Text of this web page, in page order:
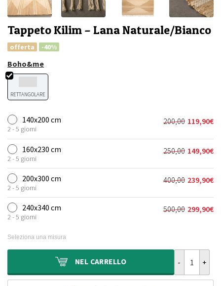
Tappeto Kilim – Lana Naturale/Bianco
offerta -40%
Boho&me
RETTANGOLARE
140x200 cm
2 - 5 giorni
200,00
Il
prezzo
originale
era:
200,00€.
119,90€
Il
prezzo
attuale
è:
119,90€.
160x230 cm
2 - 5 giorni
250,00
Il
prezzo
originale
era:
250,00€.
149,90€
Il
prezzo
attuale
è:
149,90€.
200x300 cm
2 - 5 giorni
400,00
Il
prezzo
originale
era:
239,90€
Il
prezzo
attuale
è:
240x340 cm
2 - 5 giorni
500,00
Il
500,00€.
299,90€
Il
299,90€.
Seleziona una misura
NEL CARRELLO